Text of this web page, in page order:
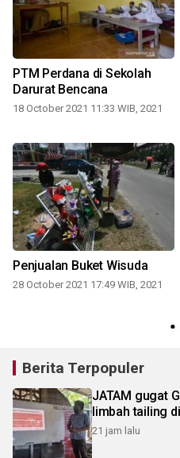
PTM Perdana di Sekolah
Darurat Bencana
18 October 2021 11:33 WIB, 2021
Penjualan Buket Wisuda
28 October 2021 17:49 WIB, 2021
Berita Terpopuler
JATAM gugat
limbah tailing
21 jam lalu